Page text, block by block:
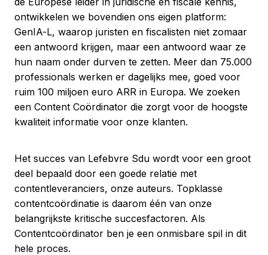
ontwikkelen we bovendien ons eigen platform:
GenIA-L, waarop juristen en fiscalisten niet zomaar
een antwoord krijgen, maar een antwoord waar ze
hun naam onder durven te zetten. Meer dan 75.000
professionals werken er dagelijks mee, goed voor
ruim 100 miljoen euro ARR in Europa. We zoeken
een Content Coördinator die zorgt voor de hoogste
kwaliteit informatie voor onze klanten.
Het succes van Lefebvre Sdu wordt voor een groot
deel bepaald door een goede relatie met
contentleveranciers, onze auteurs. Topklasse
contentcoördinatie is daarom één van onze
belangrijkste kritische succesfactoren. Als
Contentcoördinator ben je een onmisbare spil in dit
hele proces.